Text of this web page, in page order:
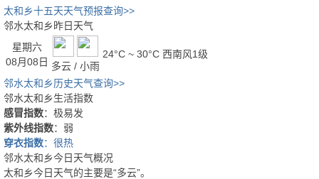
太和乡十五天天气预报查询>>
邻水太和乡昨日天气
星期六
08月08日 多云 / 小雨
24°C ~ 30°C 西南风1级
邻水太和乡历史天气查询>>
邻水太和乡生活指数
感冒指数：极易发
紫外线指数：弱
穿衣指数：很热
邻水太和乡今日天气概况
太和乡今日天气的主要是“多云”。